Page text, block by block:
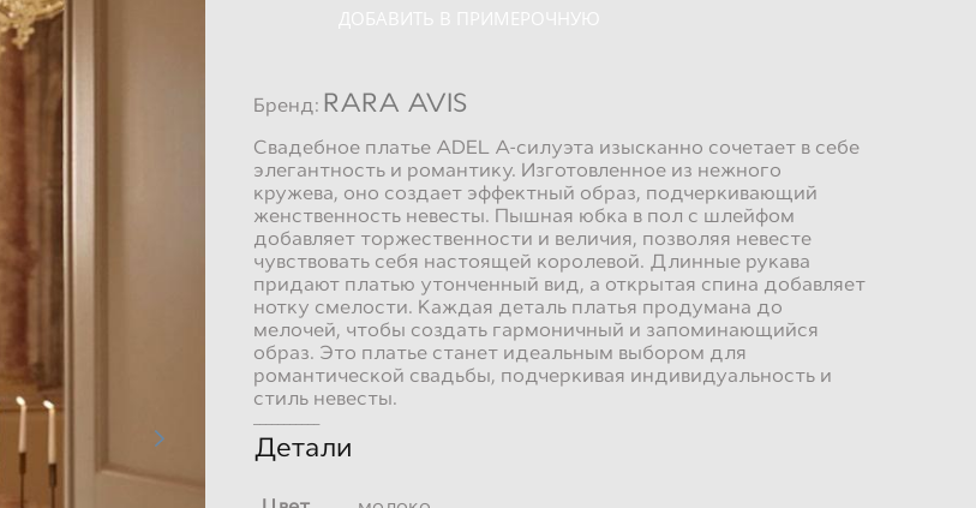
ДОБАВИТЬ В ПРИМЕРОЧНУЮ
Бренд: RARA AVIS
Свадебное платье ADEL А-силуэта изысканно сочетает в себе
элегантность и романтику. Изготовленное из нежного
кружева, оно создает эффектный образ, подчеркивающий
женственность невесты. Пышная юбка в пол с шлейфом
добавляет торжественности и величия, позволяя невесте
чувствовать себя настоящей королевой. Длинные рукава
придают платью утонченный вид, а открытая спина добавляет
нотку смелости. Каждая деталь платья продумана до
мелочей, чтобы создать гармоничный и запоминающийся
образ. Это платье станет идеальным выбором для
романтической свадьбы, подчеркивая индивидуальность и
стиль невесты.
Детали